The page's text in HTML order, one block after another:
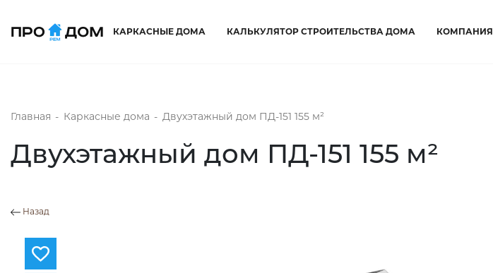
КАРКАСНЫЕ ДОМА КАЛЬКУЛЯТОР СТРОИТЕЛЬСТВА ДОМА КОМПАНИЯ
Главная - Каркасные дома - Двухэтажный дом ПД-151 155 м²
Двухэтажный дом ПД-151 155 м²
Назад